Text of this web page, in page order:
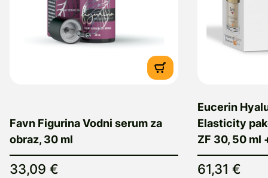
Favn Figurina Vodni serum za
obraz, 30 ml
33,09 €
Eucerin
Elasticity
ZF 30, 50 ml
61,31 €